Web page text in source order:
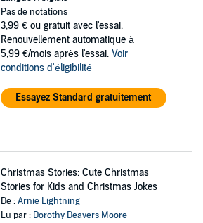
Pas de notations
3,99 € ou gratuit avec l'essai.
Renouvellement automatique à
5,99 €/mois après l'essai. Voir
conditions d'éligibilité
Essayez Standard gratuitement
Christmas Stories: Cute Christmas
Stories for Kids and Christmas Jokes
De :Arnie Lightning
Lu par : Dorothy Deavers Moore